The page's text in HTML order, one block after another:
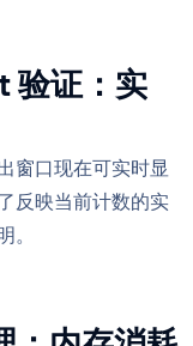
验证：实
窗口现在可实时显
反映当前计数的实
。